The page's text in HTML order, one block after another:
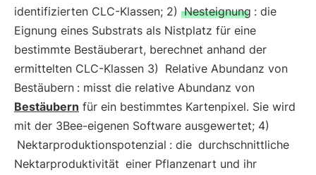
identifizierten CLC-Klassen; 2) Nesteignung : die
Eignung eines Substrats als Nistplatz für eine
bestimmte Bestäuberart, berechnet anhand der
ermittelten CLC-Klassen 3) Relative Abundanz von
Bestäubern : misst die relative Abundanz von
Bestäubern für ein bestimmtes Kartenpixel. Sie wird
mit der 3Bee-eigenen Software ausgewertet; 4)
Nektarproduktionspotenzial : die durchschnittliche
Nektarproduktivität einer Pflanzenart und ihr